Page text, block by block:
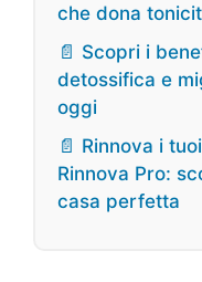
che dona
📄 Scopri i
detossifica e
oggi
📄 Rinnova i
Rinnova Pro:
casa perfetta